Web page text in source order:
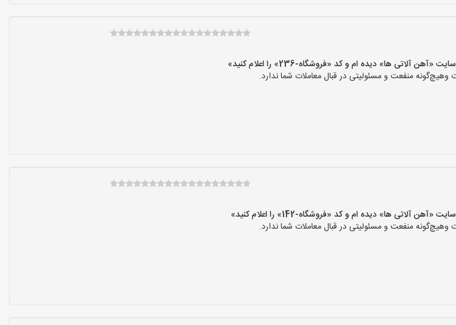
ها» دیده ام و کد «فروشگاه-236» را اعلام کنید»
منفعت و مسئولیتی در قبال معاملات شما ندارد.
ها» دیده ام و کد «فروشگاه-142» را اعلام کنید»
منفعت و مسئولیتی در قبال معاملات شما ندارد.